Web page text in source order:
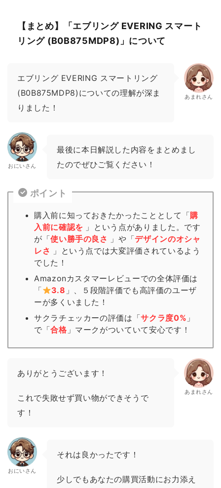
【まとめ】「エブリング EVERING スマート
リング (B0B875MDP8)」について
エブリング EVERING スマートリング
(B0B875MDP8)についての理解が深ま
りました！
あまれさん
おにいさん
最後に本日解説した内容をまとめまし
たのでぜひご覧ください！
ポイント
購入前に知っておきたかったこととして「購
入前に確認を 」という点がありました。です
が「使い勝手の良さ 」や「デザインのオシャ
レさ
」という点では大変評価されているよう
でした！
Amazonカスタマーレビューでの全体評価は
「
3.8 」、５段階評価でも高評価のユーザ
ーが多くいました！
サクラチェッカーの評価は「サクラ度0% 」
で「合格 」 マーク がついていて安心です！
ありがとうございます！
これで失敗せず買い物ができそうで
す！
あまれさん
おにいさん
それは良かったです！
少しでもあなたの購買活動にお力添え